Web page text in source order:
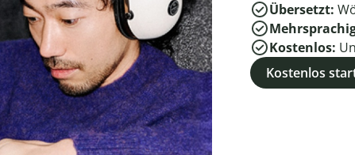
Übersetzt:
Kostenlos:
Kostenlos